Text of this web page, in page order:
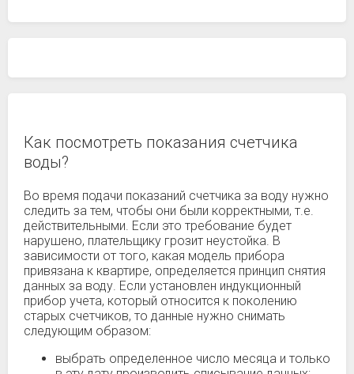
Как посмотреть показания счетчика
воды?
Во время подачи показаний счетчика за воду нужно
следить за тем, чтобы они были корректными, т.е.
действительными. Если это требование будет
нарушено, плательщику грозит неустойка. В
зависимости от того, какая модель прибора
привязана к квартире, определяется принцип снятия
данных за воду. Если установлен индукционный
прибор учета, который относится к поколению
старых счетчиков, то данные нужно снимать
следующим образом:
выбрать определенное число месяца и только